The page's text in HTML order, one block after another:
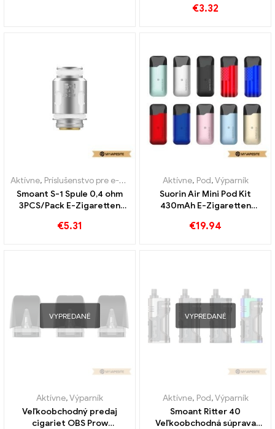
€3.32
Aktívne, Príslušenstvo pre e-cigarety
Výparník
Smoant S-1 Spule 0,4 ohm
3PCS/Pack E-Zigaretten
€5.31
Aktívne, Pod,Výparník
Suorin Air Mini Pod Kit
430mAh E-Zigaretten
€19.94
VYPREDANÉ
Aktívne,Výparník
Veľkoobchodný predaj
cigariet OBS Prow
VYPREDANÉ
Aktívne, Pod,Výparník
Smoant Ritter 40
Veľkoobchodná súprava